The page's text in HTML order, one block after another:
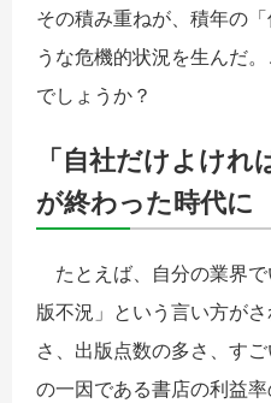
その積み重ねが、積年の
うな危機的状況を生んだ
でしょうか？
「自社だけよけ
が終わった時代に
たとえば、自分の業界
版不況」という言い方が
さ、出版点数の多さ、す
の一因である書店の利益率